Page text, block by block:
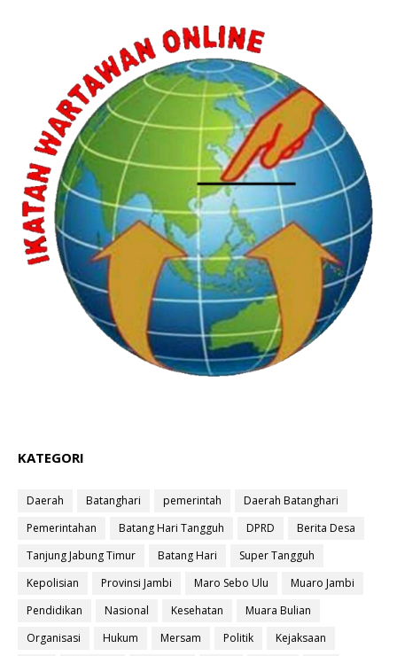
KATEGORI
Daerah Batanghari pemerintah
Daerah Batanghari
Pemerintahan
Batang Hari Tangguh DPRD
Berita Desa
Tanjung Jabung Timur
Batang Hari
Super Tangguh
Kepolisian
Provinsi Jambi Maro Sebo Ulu
Muaro Jambi
Pendidikan
Nasional Kesehatan
Muara Bulian
Organisasi
Hukum Mersam Politik
Kejaksaan